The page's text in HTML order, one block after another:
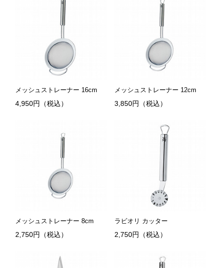
メッシュストレーナー 16cm
4,950円（税込）
メッシュストレーナー 12cm
3,850円（税込）
メッシュストレーナー 8cm
2,750円（税込）
ラビオリ カッター
2,750円（税込）